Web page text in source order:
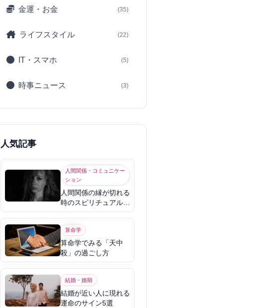
金運・お金 (35)
ライフスタイル (22)
IT・スマホ (5)
時事ニュース (3)
人気記事
人間関係・コミュニケー
ション
人間関係の縁が切れる
時のスピリチュアル意
味
算命学
算命学でみる「天中
殺」の過ごし方
結婚・婚期
結婚が近い人に現れる
運命のサイン5選